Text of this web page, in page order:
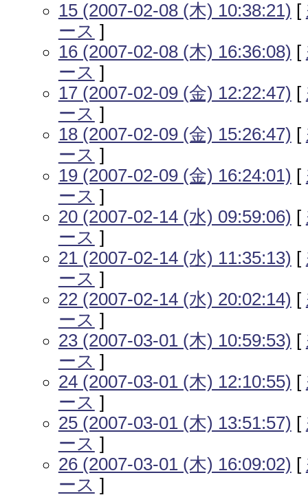
15 (2007-02-08 (木) 10:38:21) [
ース ]
16 (2007-02-08 (木) 16:36:08) [
ース ]
17 (2007-02-09 (金) 12:22:47) [
ース ]
18 (2007-02-09 (金) 15:26:47) [
ース ]
19 (2007-02-09 (金) 16:24:01) [
ース ]
20 (2007-02-14 (水) 09:59:06) [
ース ]
21 (2007-02-14 (水) 11:35:13) [
ース ]
22 (2007-02-14 (水) 20:02:14) [
ース ]
23 (2007-03-01 (木) 10:59:53) [
ース ]
24 (2007-03-01 (木) 12:10:55) [
ース ]
25 (2007-03-01 (木) 13:51:57) [
ース ]
26 (2007-03-01 (木) 16:09:02) [
ース ]